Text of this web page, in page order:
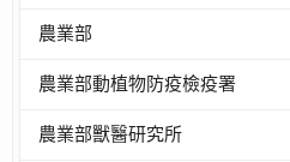
農業部
農業部動植物防疫檢疫署
農業部獸醫研究所